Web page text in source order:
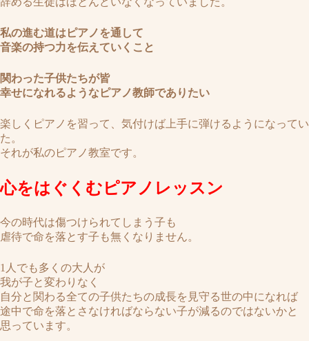
私の進む道はピアノを通して
音楽の持つ力を伝えていくこと
関わった子供たちが皆
幸せになれるようなピアノ教師でありたい
楽しくピアノを習って、気付けば上手に弾けるようになってい
た。
それが私のピアノ教室です。
心をはぐくむピアノレッスン
今の時代は傷つけられてしまう子も
虐待で命を落とす子も無くなりません。
1人でも多くの大人が
我が子と変わりなく
自分と関わる全ての子供たちの成長を見守る世の中になれば
途中で命を落とさなければならない子が減るのではないかと
思っています。